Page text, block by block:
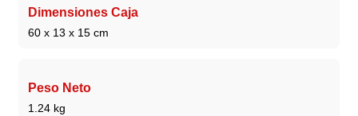
Dimensiones Caja
60 x 13 x 15 cm
Peso Neto
1.24 kg